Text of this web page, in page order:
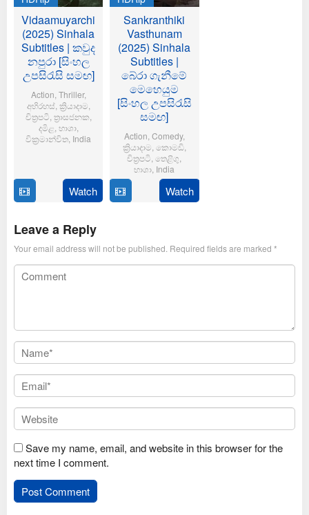
Vidaamuyarchi
(2025) Sinhala
Subtitles | කවුද
නපුරා [සිංහල
උපසිරැසි සමඟ]
Action Thriller,
අභිරහස්, ක්‍රියාදාම
චිත්‍රපටි ත්‍රාසජනක
දමිළ භාශා,
වික්‍රමාන්විත India
Feb
2025
Thirumeni
Watch
Sankranthiki
Vasthunam
(2025) Sinhala
Subtitles |
බේරා ගැනීමේ
මෙහෙයුම
[සිංහල උපසිරැසි
සමඟ]
Action Comedy,
ක්‍රියාදාම කොමඩි,
චිත්‍රපටි ,තෙළිගු
භාශා India
Jan
Anil
Ravipudi
Watch
Leave a Reply
Your email address will not be published. Required fields are marked *
Save my name, email, and website in this browser for the
next time I comment.